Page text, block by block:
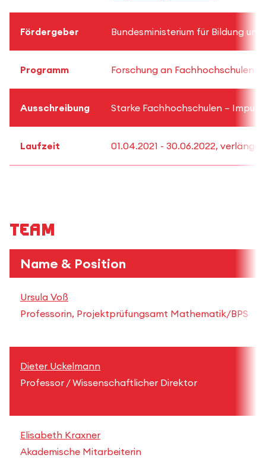
Fördergeber Bundesministerium für Bildung und
Programm Forschung an Fachhochschulen
Ausschreibung Starke Fachhochschulen – Impuls
Laufzeit 01.04.2021 - 30.06.2022,
Team
Name & Position
Ursula Voß
Professorin, Projektprüfungsamt Mathematik/BPS
Dieter Uckelmann
Professor / Wissenschaftlicher Direktor
Elisabeth Kraxner
Akademische Mitarbeiterin